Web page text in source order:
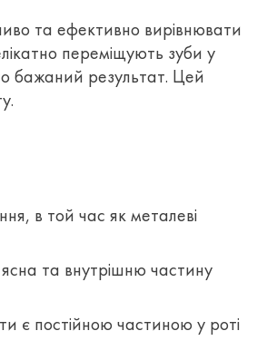
та ефективно вирівнювати
переміщують зуби у
бажаний результат. Цей
в той час як металеві
та внутрішню частину
є постійною частиною у роті